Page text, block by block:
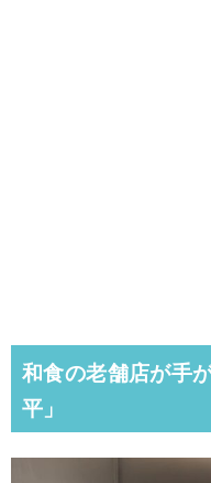
和食の老舗店が手
平」